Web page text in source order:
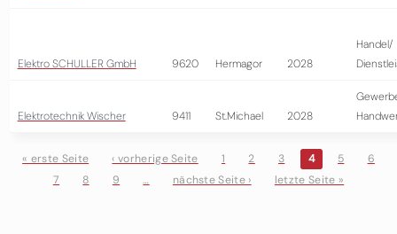
Elektro SCHULLER GmbH 9620 Hermagor 2028
Handel/
Elektrotechnik Wischer 9411 St.Michael 2028
Seiten
« erste Seite ‹ vorherige Seite 1 2 3 4 5
6
7
8 9 … nächste Seite › letzte Seite »